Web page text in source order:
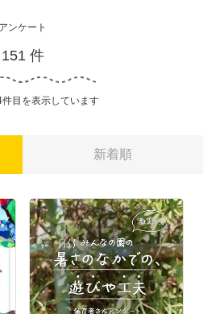
アンケート
151 件
目を表示しています
新着順